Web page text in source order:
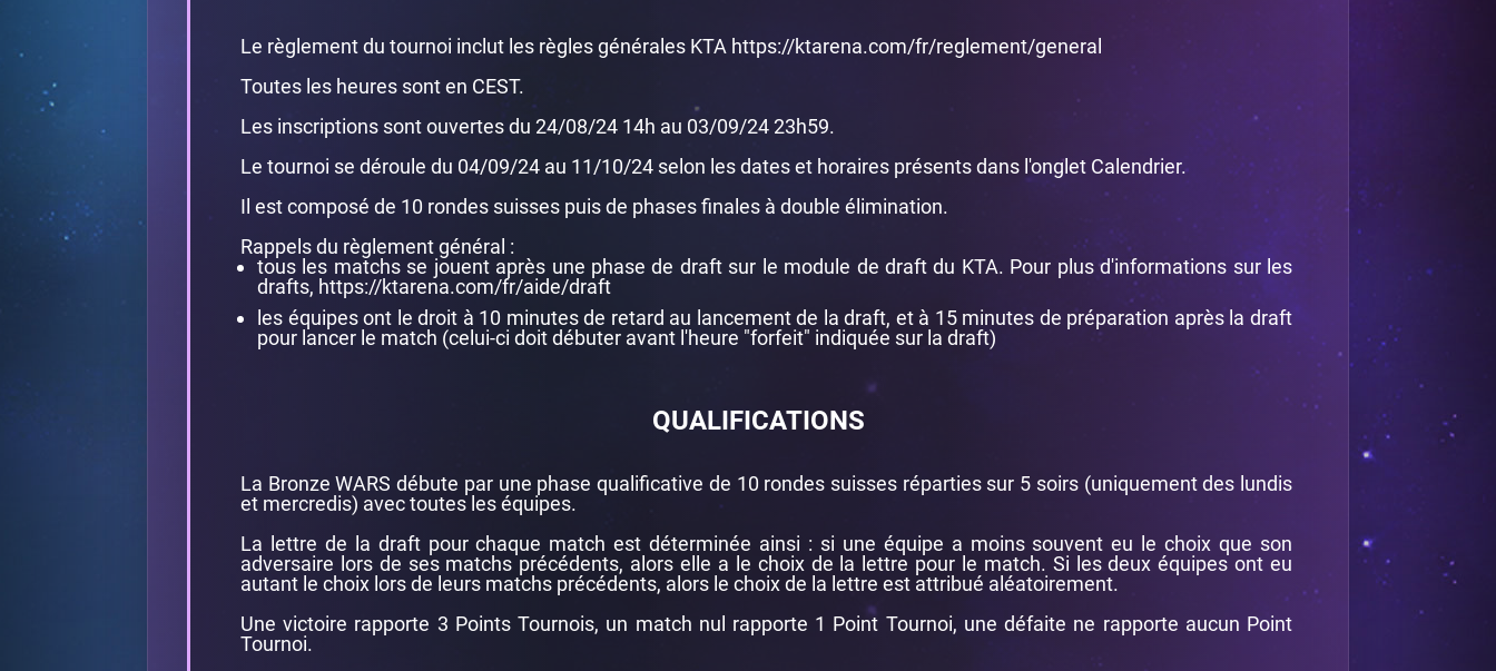
Le règlement du tournoi inclut les règles générales KTA https://ktarena.com/fr/reglement/general
Toutes les heures sont en CEST.
Les inscriptions sont ouvertes du 24/08/24 14h au 03/09/24 23h59.
Le tournoi se déroule du 04/09/24 au 11/10/24 selon les dates et horaires présents dans l'onglet Calendrier.
Il est composé de 10 rondes suisses puis de phases finales à double élimination.
Rappels du règlement général :
tous les matchs se jouent après une phase de draft sur le module de draft du KTA. Pour plus d'informations sur les
drafts, https://ktarena.com/fr/aide/draft
les équipes ont le droit à 10 minutes de retard au lancement de la draft, et à 15 minutes de préparation après la draft
pour lancer le match (celui-ci doit débuter avant l'heure "forfeit" indiquée sur la draft)
QUALIFICATIONS
La Bronze WARS débute par une phase qualificative de 10 rondes suisses réparties sur 5 soirs (uniquement des lundis
et mercredis) avec toutes les équipes.
La lettre de la draft pour chaque match est déterminée ainsi : si une équipe a moins souvent eu le choix que son
adversaire lors de ses matchs précédents, alors elle a le choix de la lettre pour le match. Si les deux équipes ont eu
autant le choix lors de leurs matchs précédents, alors le choix de la lettre est attribué aléatoirement.
Une victoire rapporte 3 Points Tournois, un match nul rapporte 1 Point Tournoi, une défaite ne rapporte aucun Point
Tournoi.